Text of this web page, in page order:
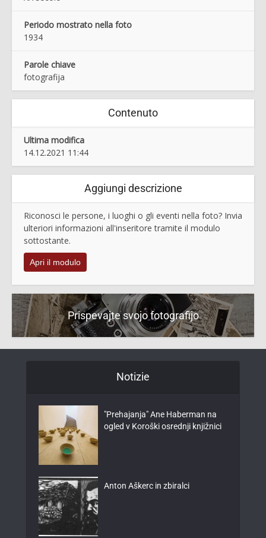
Periodo mostrato nella foto
1934
Parole chiave
fotografija
Contenuto
Ultima modifica
14.12.2021 11:44
Aggiungi descrizione
Riconosci le persone, i luoghi o gli eventi nella foto? Invia
ulteriori informazioni all'inseritore tramite il modulo
sottostante.
Apri il modulo
Prispevajte svojo fotografijo
Notizie
"Prehajanja" Ane Haberman na
ogled v Koroški osrednji knjižnici
Anton Aškerc in zbiralci